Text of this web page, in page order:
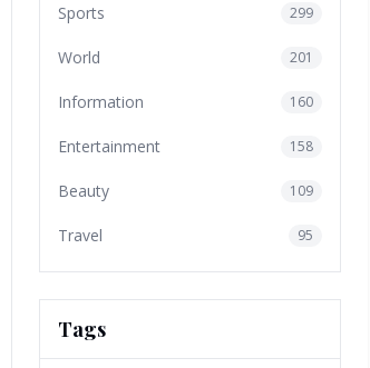
Sports 299
World 201
Information 160
Entertainment 158
Beauty 109
Travel 95
Tags